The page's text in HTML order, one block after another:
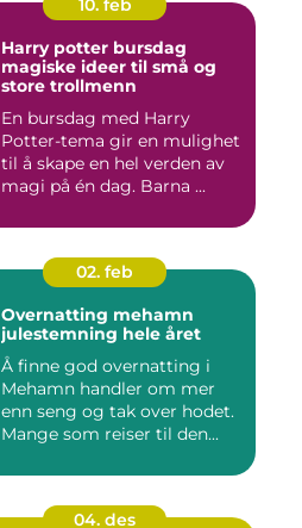
Harry potter bursdag
magiske ideer til små og
store trollmenn
En bursdag med Harry
Potter-tema gir en mulighet
til å skape en hel verden av
magi på én dag. Barna ...
02. feb
Overnatting mehamn
julestemning hele året
Å finne god overnatting i
Mehamn handler om mer
enn seng og tak over hodet.
Mange som reiser til den...
04. des